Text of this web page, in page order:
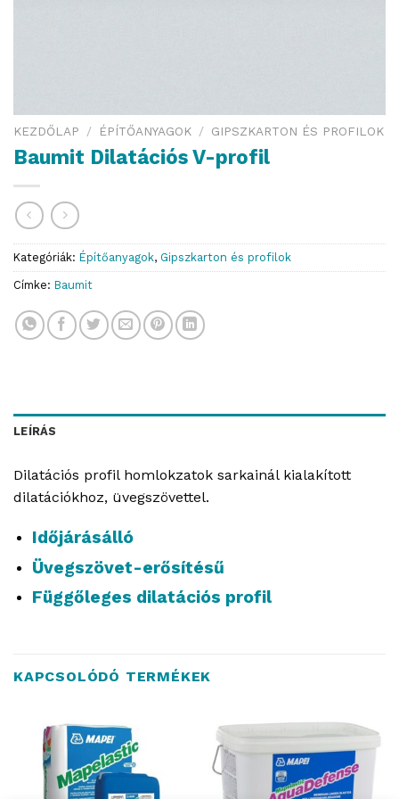
KEZDŐLAP / ÉPÍTŐANYAGOK / GIPSZKARTON ÉS PROFILOK
Baumit Dilatációs V-profil
Kategóriák: Építőanyagok, Gipszkarton és profilok
Címke: Baumit
LEÍRÁS
Dilatációs profil homlokzatok sarkainál kialakított
dilatációkhoz, üvegszövettel.
Időjárásálló
Üvegszövet-erősítésű
Függőleges dilatációs profil
KAPCSOLÓDÓ TERMÉKEK